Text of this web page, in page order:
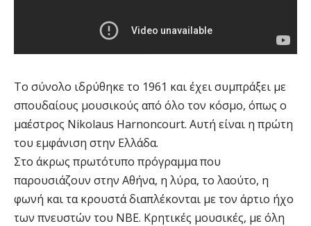
Το σύνολο ιδρύθηκε το 1961 και έχει συμπράξει με
σπουδαίους μουσικούς από όλο τον κόσμο, όπως ο
μαέστρος Nikolaus Harnoncourt. Αυτή είναι η πρώτη
του εμφάνιση στην Ελλάδα.
Στο άκρως πρωτότυπο πρόγραμμα που
παρουσιάζουν στην Αθήνα, η λύρα, το λαούτο, η
φωνή και τα κρουστά διαπλέκονται με τον άρτιο ήχο
των πνευστών του NBE. Κρητικές μουσικές, με όλη